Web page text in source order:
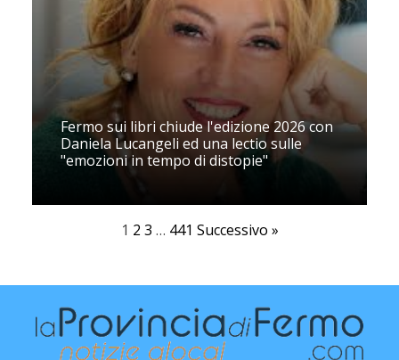
Fermo sui libri chiude l'edizione 2026 con
Daniela Lucangeli ed una lectio sulle
"emozioni in tempo di distopie"
1 2 3 … 441 Successivo »